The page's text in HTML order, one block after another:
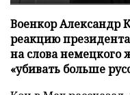
Военкор Александр
реакцию
на слова немецкого
«убивать больше